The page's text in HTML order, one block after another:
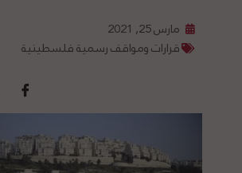
مارس 25, 2021
قرارات ومواقف رسمية فلسطينية